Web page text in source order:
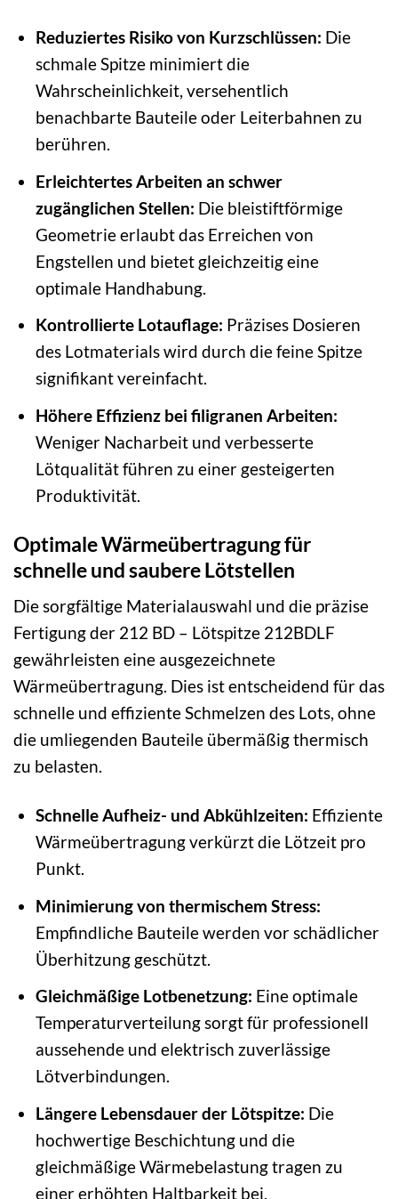
Reduziertes Risiko von Kurzschlüssen: Die
schmale Spitze minimiert die
Wahrscheinlichkeit, versehentlich
benachbarte Bauteile oder Leiterbahnen zu
berühren.
Erleichtertes Arbeiten an schwer
zugänglichen Stellen: Die bleistiftförmige
Geometrie erlaubt das Erreichen von
Engstellen und bietet gleichzeitig eine
optimale Handhabung.
Kontrollierte Lotauflage: Präzises Dosieren
des Lotmaterials wird durch die feine Spitze
signifikant vereinfacht.
Höhere Effizienz bei filigranen Arbeiten:
Weniger Nacharbeit und verbesserte
Lötqualität führen zu einer gesteigerten
Produktivität.
Optimale Wärmeübertragung für
schnelle und saubere Lötstellen
Die sorgfältige Materialauswahl und die präzise
Fertigung der 212 BD – Lötspitze 212BDLF
gewährleisten eine ausgezeichnete
Wärmeübertragung. Dies ist entscheidend für das
schnelle und effiziente Schmelzen des Lots, ohne
die umliegenden Bauteile übermäßig thermisch
zu belasten.
Schnelle Aufheiz- und Abkühlzeiten: Effiziente
Wärmeübertragung verkürzt die Lötzeit pro
Punkt.
Minimierung von thermischem Stress:
Empfindliche Bauteile werden vor schädlicher
Überhitzung geschützt.
Gleichmäßige Lotbenetzung: Eine optimale
Temperaturverteilung sorgt für professionell
aussehende und elektrisch zuverlässige
Lötverbindungen.
Längere Lebensdauer der Lötspitze: Die
hochwertige Beschichtung und die
gleichmäßige Wärmebelastung tragen zu
einer erhöhten Haltbarkeit bei.